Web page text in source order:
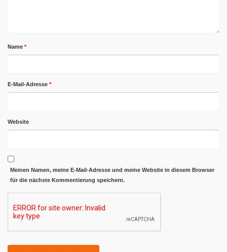
Name *
E-Mail-Adresse *
Website
Meinen Namen, meine E-Mail-Adresse und meine Website in diesem Browser
für die nächste Kommentierung speichern.